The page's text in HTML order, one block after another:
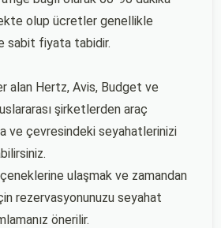
olup ücretler genellikle
sabit fiyata tabidir.
alan Hertz, Avis, Budget ve
şirketlerden araç
ve çevresindeki seyahatlerinizi
ulaşmak ve zamandan
rezervasyonunuzu seyahat
önerilir.